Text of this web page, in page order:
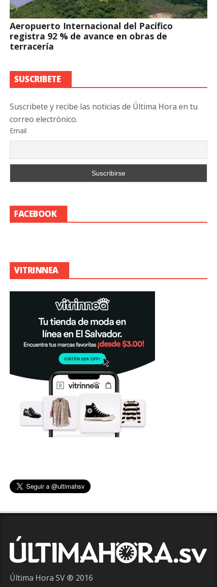
Aeropuerto Internacional del Pacífico
registra 92 % de avance en obras de
terracería
SUSCRIBETE
Suscribete y recibe las noticias de Última Hora en tu
correo electrónico.
Email
FACEBOOK
VITRINNEA
Última Hora SV ® 2016